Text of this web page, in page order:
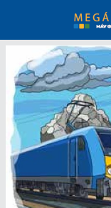
tartalomra